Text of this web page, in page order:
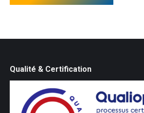
Qualité & Certification